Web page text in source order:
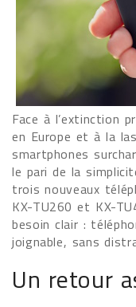
Face à l’extinction
en Europe et à la
smartphones
le pari de la
trois nouveaux
KX-TU260 et KX-
besoin clair :
joignable, sans
Un retour